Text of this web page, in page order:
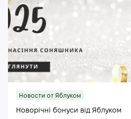
Новости от Яблуком
Новорічні бонуси від Яблуком